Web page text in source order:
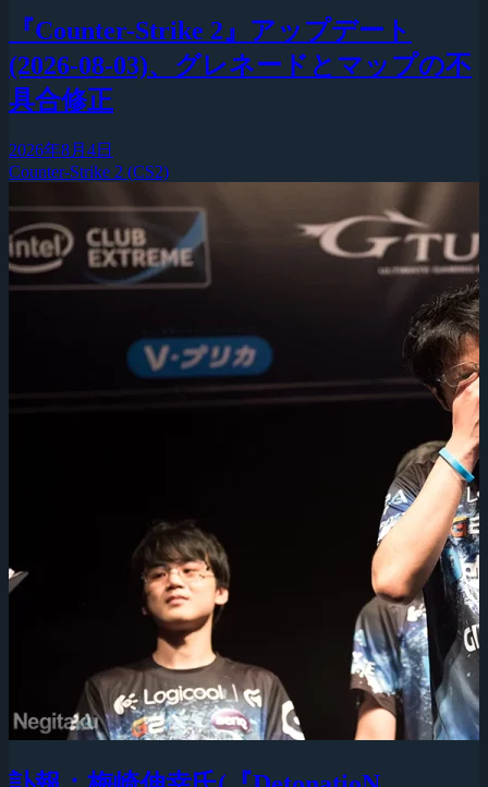
『Counter-Strike 2』アップデート
(2026-08-03)、グレネードとマップの不
具合修正
2026年8月4日
Counter-Strike 2 (CS2)